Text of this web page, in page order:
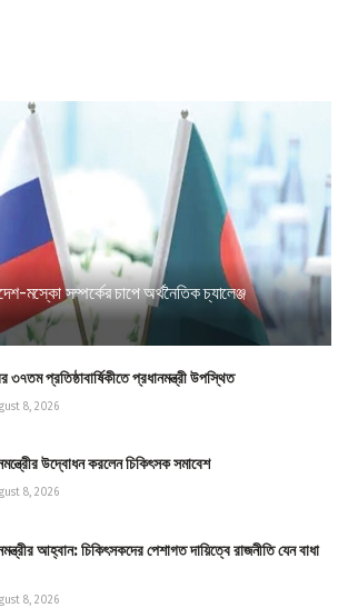
মস্কো সম্পর্কের চাপে অর্থনৈতিক চ্যালেঞ্জ
৩৭তম প্রতিষ্ঠাবার্ষিকীতে প্রধানমন্ত্রী উপস্থিত
8, 2026
উদ্বোধন করলেন চিকিৎসক সমাবেশ
8, 2026
আহ্বান: চিকিৎসকদের পেশাগত দায়িত্বে রাজনীতি যেন বাধা
8, 2026